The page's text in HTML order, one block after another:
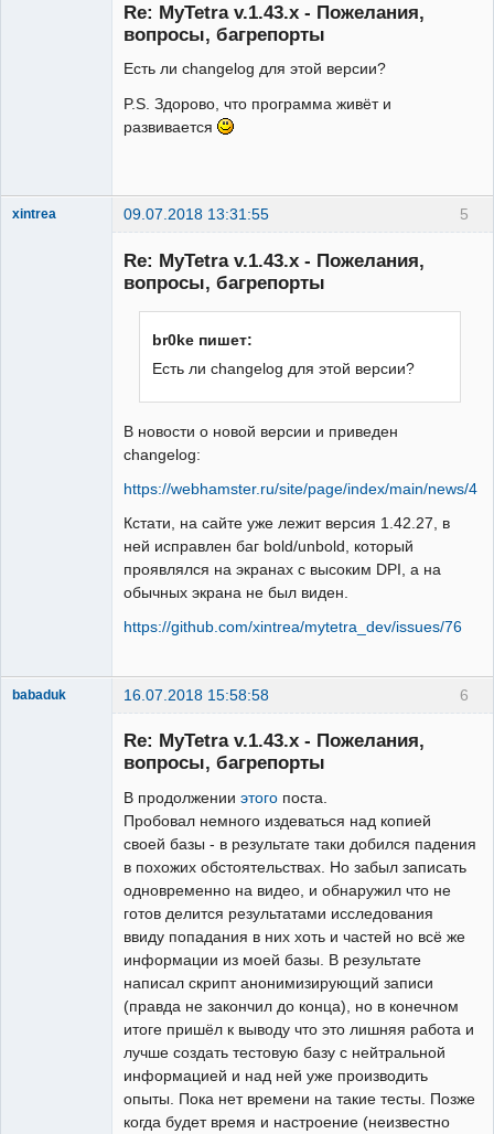
Re: MyTetra v.1.43.x - Пожелания,
вопросы, багрепорты
Есть ли changelog для этой версии?
P.S. Здорово, что программа живёт и
развивается
5
xintrea 09.07.2018 13:31:55
Re: MyTetra v.1.43.x - Пожелания,
вопросы, багрепорты
br0ke пишет:
Есть ли changelog для этой версии?
В новости о новой версии и приведен
changelog:
https://webhamster.ru/site/page/index/main/news/456
Кстати, на сайте уже лежит версия 1.42.27, в
ней исправлен баг bold/unbold, который
проявлялся на экранах с высоким DPI, а на
обычных экрана не был виден.
https://github.com/xintrea/mytetra_dev/issues/76
6
babaduk 16.07.2018 15:58:58
Re: MyTetra v.1.43.x - Пожелания,
вопросы, багрепорты
В продолжении этого поста.
Пробовал немного издеваться над копией
своей базы - в результате таки добился падения
в похожих обстоятельствах. Но забыл записать
одновременно на видео, и обнаружил что не
готов делится результатами исследования
ввиду попадания в них хоть и частей но всё же
информации из моей базы. В результате
написал скрипт анонимизирующий записи
(правда не закончил до конца), но в конечном
итоге пришёл к выводу что это лишняя работа и
лучше создать тестовую базу с нейтральной
информацией и над ней уже производить
опыты. Пока нет времени на такие тесты. Позже
когда будет время и настроение (неизвестно